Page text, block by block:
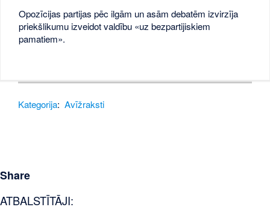
Opozīcijas partijas pēc ilgām un asām debatēm izvirzīja
priekšlikumu izveidot valdību «uz bezpartijiskiem
pamatiem».
Kategorija: Avīžraksti
Share
ATBALSTĪTĀJI: